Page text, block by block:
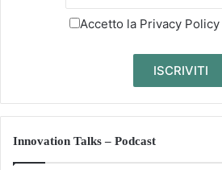
Accetto la Privacy Policy
Innovation Talks – Podcast